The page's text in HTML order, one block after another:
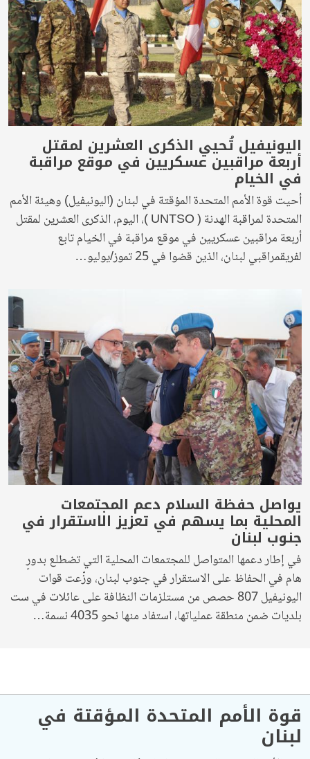
اليونيفيل تُحيي الذكرى العشرين لمقتل
أربعة مراقبين عسكريين في موقع مراقبة
في الخيام
أحيت قوة الأمم المتحدة المؤقتة في لبنان (اليونيفيل) وهيئة الأمم
المتحدة لمراقبة الهدنة ( UNTSO )، اليوم، الذكرى العشرين لمقتل
أربعة مراقبين عسكريين في موقع مراقبة في الخيام تابع
لفريقمراقبي لبنان، الذين قضوا في 25 تموز/يوليو…
يواصل حفظة السلام دعم المجتمعات
المحلية بما يسهم في تعزيز الاستقرار في
جنوب لبنان
في إطار دعمها المتواصل للمجتمعات المحلية التي تضطلع بدورٍ
هام في الحفاظ على الاستقرار في جنوب لبنان، وزّعت قوات
اليونيفيل 807 حصص من مستلزمات النظافة على عائلات في ست
بلديات ضمن منطقة عملياتها، استفاد منها نحو 4035 نسمة…
قوة الأمم المتحدة المؤقتة في
لبنان